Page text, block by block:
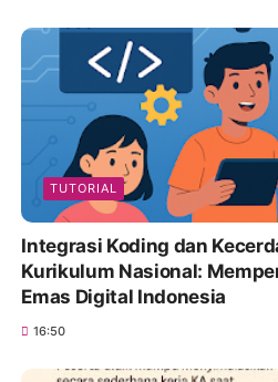
TUTORIAL
Integrasi Koding dan
Kurikulum Nasional:
Emas Digital Indonesia
16:50